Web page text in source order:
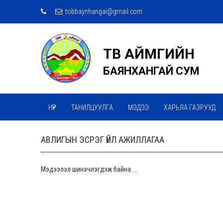
tobbaynhangai@gmail.com
ТӨВ АЙМГИЙН
БАЯНХАНГАЙ СУМ
НҮҮР ТАНИЛЦУУЛГА МЭДЭЭ ХАРЬЯА ГАЗРУУД
АВЛИГЫН ЭСРЭГ ҮЙЛ АЖИЛЛАГАА
Мэдээлэл шинэчлэгдэж байна ...